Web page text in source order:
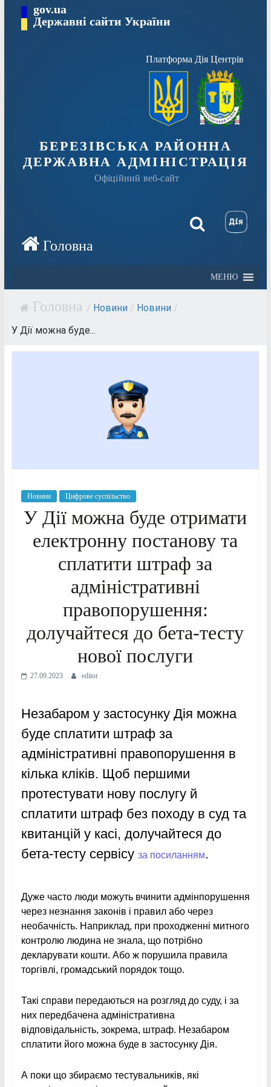
Перейтиgov.ua
Державні сайти України
Платформа Дія Центрів
БЕРЕЗІВСЬКА РАЙОННА
ДЕРЖАВНА АДМІНІСТРАЦІЯ
Офіційний веб-сайт
МЕНЮ
/ Новини / Новини /
У Дії можна буде...
Новини Цифрове суспільство
У Дії можна буде отримати
електронну постанову та
сплатити штраф за
адміністративні
правопорушення:
долучайтеся до бета-тесту
нової послуги
27.09.2023 editor
Незабаром у застосунку Дія можна
буде сплатити штраф за
адміністративні правопорушення в
кілька кліків. Щоб першими
протестувати нову послугу й
сплатити штраф без походу в суд та
квитанцій у касі, долучайтеся до
бета-тесту сервісу за посиланням.
Дуже часто люди можуть вчинити адмінпорушення
через незнання законів і правил або через
необачність. Наприклад, при проходженні митного
контролю людина не знала, що потрібно
декларувати кошти. Або ж порушила правила
торгівлі, громадський порядок тощо.
Такі справи передаються на розгляд до суду, і за
них передбачена адміністративна
відповідальність, зокрема, штраф. Незабаром
сплатити його можна буде в застосунку Дія.
А поки що збираємо тестувальників, які